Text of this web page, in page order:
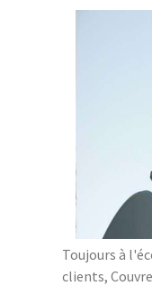
Toujours à
clients,